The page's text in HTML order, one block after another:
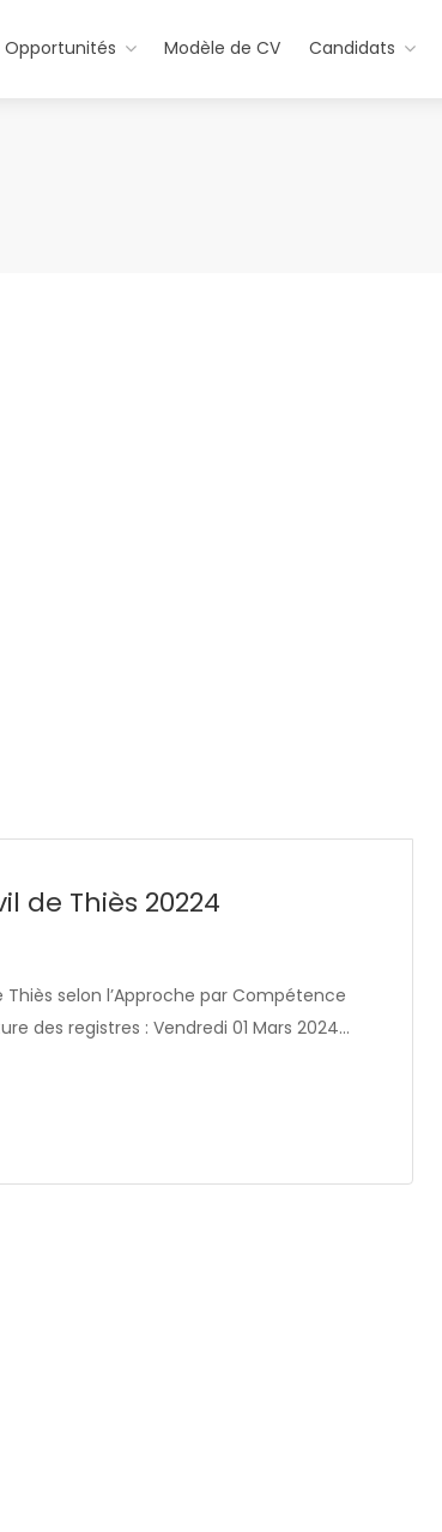
Opportunités Modèle de CV Candidats
de Thiès 20224
selon l’Approche par Compétence
des registres : Vendredi 01 Mars 2024…